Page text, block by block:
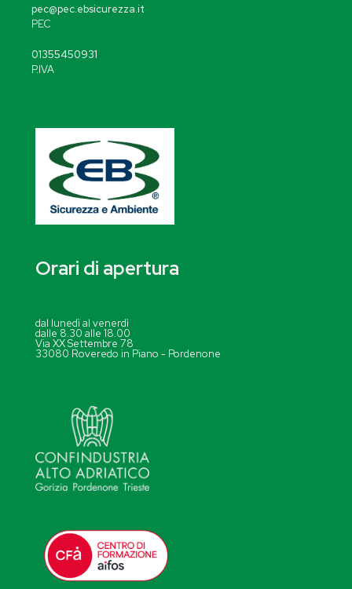
pec@pec.ebsicurezza.it
PEC
01355450931
P.IVA
Orari di apertura
dal lunedì al venerdì
dalle 8.30 alle 18.00
Via XX Settembre 78
33080 Roveredo in Piano - Pordenone